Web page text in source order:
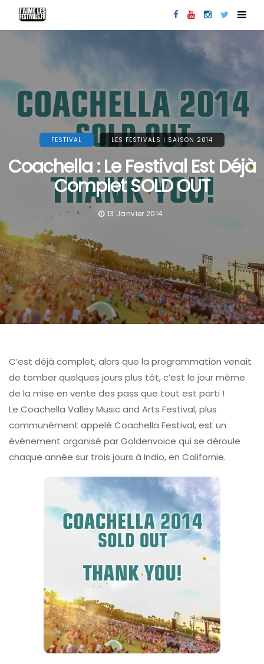
FESTIVAL LES FESTIVALS | SAISON 2014
Coachella : Le Festival Est Déjà
Complet SOLD OUT
13 Janvier 2014
C’est déjà complet, alors que la programmation venait
de tomber quelques jours plus tôt, c’est le jour même
de la mise en vente des pass que tout est parti !
Le Coachella Valley Music and Arts Festival, plus
communément appelé Coachella Festival, est un
événement organisé par Goldenvoice qui se déroule
chaque année sur trois jours à Indio, en Californie.